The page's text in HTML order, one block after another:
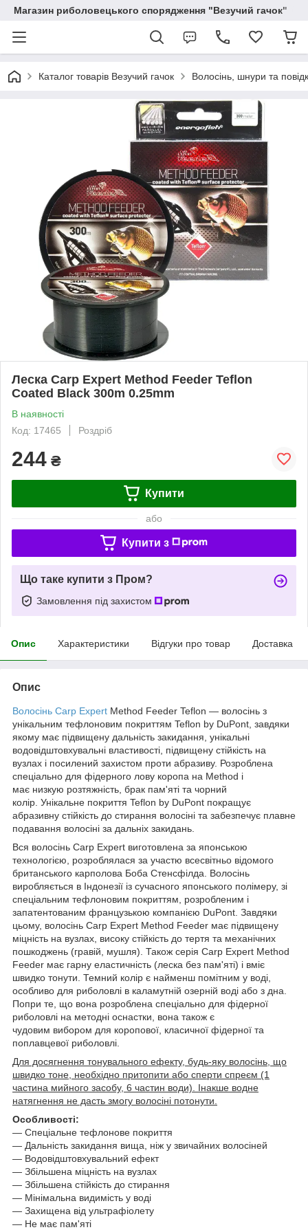
Магазин риболовецького спорядження "Везучий гачок"
Каталог товарів Везучий гачок Волосінь, шнури та
Леска Carp Expert Method Feeder Teflon
Coated Black 300m 0.25mm
В наявності
Код: 17465
Роздріб
244 ₴
Купити
або
Купити з
Що таке купити з Пром?
Замовлення під захистом
Опис Характеристики Відгуки про товар Доставка
Опис
Волосінь Carp Expert Method Feeder Teflon — волосінь з
унікальним тефлоновим покриттям Teflon by DuPont, завдяки
якому має підвищену дальність закидання, унікальні
водовідштовхувальні властивості, підвищену стійкість на
вузлах і посилений захистом проти абразиву. Розроблена
спеціально для фідерного лову коропа на Method і
має низкую розтяжність, брак пам'яті та чорний
колір. Унікальне покриття Teflon by DuPont покращує
абразивну стійкість до стирання волосіні та забезпечує плавне
подавання волосіні за дальніх закидань.
Вся волосінь Carp Expert виготовлена за японською
технологією, розроблялася за участю всесвітньо відомого
британського карполова Боба Стенсфілда. Волосінь
виробляється в Індонезії із сучасного японського полімеру, зі
спеціальним тефлоновим покриттям, розробленим і
запатентованим французькою компанією DuPont. Завдяки
цьому, волосінь Carp Expert Method Feeder має підвищену
міцність на вузлах, високу стійкість до тертя та механічних
пошкоджень (гравій, мушля). Також серія Carp Expert Method
Feeder має гарну еластичність (леска без пам'яті) і вміє
швидко тонути. Темний колір є найменш помітним у воді,
особливо для риболовлі в каламутній озерній воді або з дна.
Попри те, що вона розроблена спеціально для фідерної
риболовлі на методні оснастки, вона також є
чудовим вибором для коропової, класичної фідерної та
поплавцевої риболовлі.
Для досягнення тонувального ефекту, будь-яку волосінь, що
швидко тоне, необхідно притопити або сперти спреєм (1
частина мийного засобу, 6 частин води). Інакше водне
натягнення не дасть змогу волосіні потонути.
Особливості:
— Спеціальне тефлонове покриття
— Дальність закидання вища, ніж у звичайних волосіней
— Водовідштовхувальний ефект
— Збільшена міцність на вузлах
— Збільшена стійкість до стирання
— Мінімальна видимість у воді
— Захищена від ультрафіолету
— Не має пам'яті